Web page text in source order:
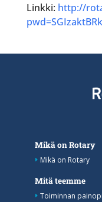
Linkki: http://
Mikä on Rotary
Mikä on Rotary
Mitä teemme
Toiminnan